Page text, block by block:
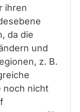
ihren
da die
und
z. B.
noch nicht